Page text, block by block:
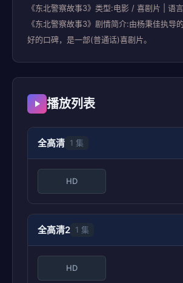
《东北警察故事3》类型:电影 / 喜剧片 | 语
《东北警察故事3》剧情简介:由杨秉佳执
好的口碑，是一部(普通话)喜剧片。
播放列表
全高清 1 集
HD
全高清2 1 集
HD